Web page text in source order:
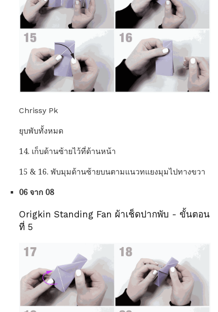
Chrissy Pk
ยุบพับทั้งหมด
14. เก็บด้านซ้ายไว้ที่ด้านหน้า
15 & 16. พับมุมด้านซ้ายบนตามแนวทแยงมุมไปทางขวา
06 จาก 08
Origkin Standing Fan ผ้าเช็ดปากพับ - ขั้นตอน
ที่ 5